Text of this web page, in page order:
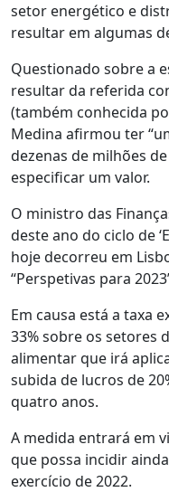
setor energético e
resultar em algumas
Questionado sobre a
resultar da referida
(também conhecida
Medina afirmou ter
dezenas de milhões
especificar um valor.
O ministro das
deste ano do ciclo de
hoje decorreu em
“Perspetivas para
Em causa está a taxa
33% sobre os setores
alimentar que irá
subida de lucros de
quatro anos.
A medida entrará em
que possa incidir
exercício de 2022.